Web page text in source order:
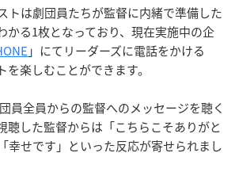
トは劇団員たちが監督に内緒で準備した
かる1枚となっており、現在実施中の企
」にてリーダーズに電話をかける
を楽しむことができます。
員全員からの監督へのメッセージを聴く
聴した監督からは「こちらこそありがと
せです」といった反応が寄せられまし